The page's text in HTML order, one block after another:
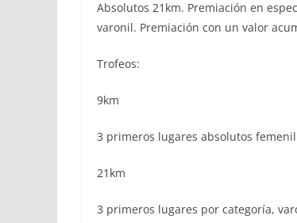
Absolutos 21km. Premiación en
varonil. Premiación con un valor
Trofeos:
9km
3 primeros lugares absolutos
21km
3 primeros lugares por categoría,